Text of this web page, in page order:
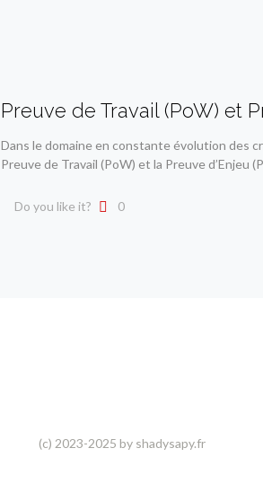
Preuve de Travail (PoW) et
Dans le domaine en constante évolution des
Preuve de Travail (PoW) et la Preuve d’Enjeu
Do you like it? 0
(c) 2023-2025 by shadysapy.fr